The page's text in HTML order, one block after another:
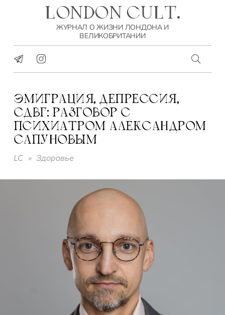
LONDON CULT.
ЖУРНАЛ О ЖИЗНИ ЛОНДОНА И
ВЕЛИКОБРИТАНИИ
ЭМИГРАЦИЯ, ДЕПРЕССИЯ,
СДВГ: РАЗГОВОР С
ПСИХИАТРОМ АЛЕКСАНДРОМ
САПУНОВЫМ
LC » Здоровье